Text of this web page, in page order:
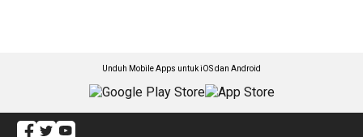
Unduh Mobile Apps untuk iOS dan Android